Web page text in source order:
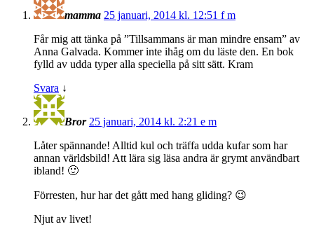
mamma 25 januari, 2014 kl. 12:51 f m
Får mig att tänka på ”Tillsammans är man mindre ensam” av
Anna Galvada. Kommer inte ihåg om du läste den. En bok
fylld av udda typer alla speciella på sitt sätt. Kram
Svara ↓
Bror 25 januari, 2014 kl. 2:21 e m
Låter spännande! Alltid kul och träffa udda kufar som har
annan världsbild! Att lära sig läsa andra är grymt användbart
ibland! 🙂
Förresten, hur har det gått med hang gliding? 😉
Njut av livet!